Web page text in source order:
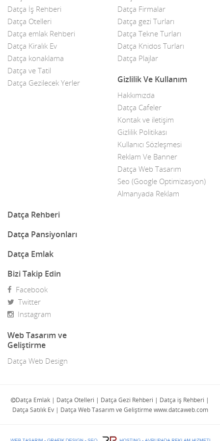
Çiçekçiler
Datça Bademi
Datça Feribot
Datça Köy Ürünleri
Dekorasyon
Demir Doğrama
Dergiler
Diğer Ürünler
Direk Sahibinden Emlak
Diş Doktorları
Doğa Turları
Eğlence Mekanları
Datça İş Rehberi
Datça Otelleri
Datça emlak Rehberi
Datça Kiralık Ev
Datça konaklama
Datça ve Tatil
Datça Gezilecek Yerler
Datça Firmalar
Datça gezi Turları
Datça Tekne Turları
Datça Knidos Turları
Datça Plajlar
Gizlilik Ve Kullanım
Hakkımızda
Datça Cafeler
Kontak ve iletişim
Gizlilik Politikası
Kullanıcı Sözleşmesi
Reklam Ve Banner
Datça Web Tasarım
Seo (Google Optimizasyon)
Almanyada Reklam
Datça Rehberi
Datça Pansiyonları
Datça Emlak
Bizi Takip Edin
Facebook
Twitter
Instagram
Web Tasarım ve
Geliştirme
Datça Web Design
Datça Emlak | Datça Otelleri | Datça Gezi Rehberi | Datça iş Rehberi |
Datça Satılık Ev | Datça Web Tasarım ve Geliştirme www.datcaweb.com